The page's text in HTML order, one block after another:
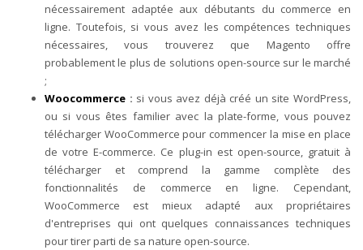
nécessairement adaptée aux débutants du commerce en
ligne. Toutefois, si vous avez les compétences techniques
nécessaires, vous trouverez que Magento offre
probablement le plus de solutions open-source sur le marché
;
Woocommerce : si vous avez déjà créé un site WordPress,
ou si vous êtes familier avec la plate-forme, vous pouvez
télécharger WooCommerce pour commencer la mise en place
de votre E-commerce. Ce plug-in est open-source, gratuit à
télécharger et comprend la gamme complète des
fonctionnalités de commerce en ligne. Cependant,
WooCommerce est mieux adapté aux propriétaires
d'entreprises qui ont quelques connaissances techniques
pour tirer parti de sa nature open-source.